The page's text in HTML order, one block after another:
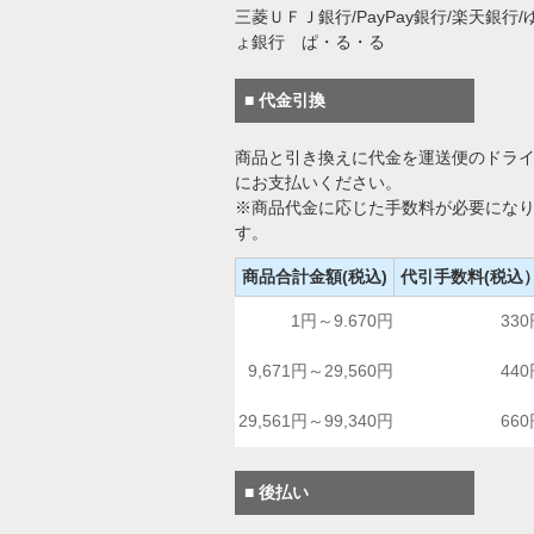
三菱ＵＦＪ銀行/PayPay銀行/楽天銀行/
ょ銀行 ぱ・る・る
■ 代金引換
商品と引き換えに代金を運送便のドラ
にお支払いください。
※商品代金に応じた手数料が必要にな
す。
商品合計金額(税込) 代引手数料(税込
1円～9.670円 330
9,671円～29,560円 440
29,561円～99,340円 660
■ 後払い